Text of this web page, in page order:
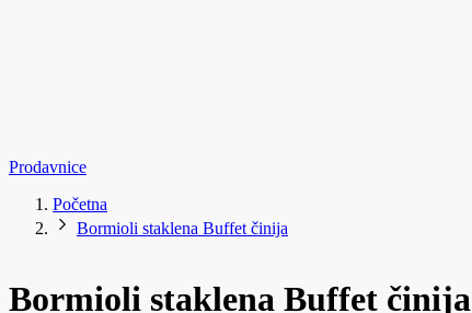
Prodavnice
Početna
Bormioli staklena Buffet činija
Bormioli staklena Buffet činija